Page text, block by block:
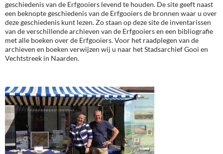
geschiedenis van de Erfgooiers levend te houden. De site geeft naast
een beknopte geschiedenis van de Erfgooiers de bronnen waar u over
deze geschiedenis kunt lezen. Zo staan op deze site de inventarissen
van de verschillende archieven van de Erfgooiers en een bibliografie
met alle boeken over de Erfgooiers. Voor het raadplegen van de
archieven en boeken verwijzen wij u naar het Stadsarchief Gooi en
Vechtstreek in Naarden.